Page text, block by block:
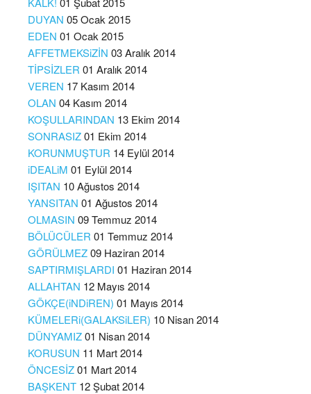
DUYAN 05 Ocak 2015
EDEN 01 Ocak 2015
AFFETMEKSiZİN 03 Aralık 2014
TİPSİZLER 01 Aralık 2014
VEREN 17 Kasım 2014
OLAN 04 Kasım 2014
KOŞULLARINDAN 13 Ekim 2014
SONRASIZ01 Ekim 2014
KORUNMUŞTUR 14 Eylül 2014
iDEALiM 01 Eylül 2014
IŞITAN 10 Ağustos 2014
YANSITAN 01 Ağustos 2014
OLMASIN 09 Temmuz 2014
BÖLÜCÜLER 01 Temmuz 2014
GÖRÜLMEZ09 Haziran 2014
SAPTIRMIŞLARDI 01 Haziran 2014
ALLAHTAN 12 Mayıs 2014
GÖKÇE(iNDiREN) 01 Mayıs 2014
KÜMELERi(GALAKSiLER) 10 Nisan 2014
DÜNYAMIZ01 Nisan 2014
KORUSUN 11 Mart 2014
ÖNCESİZ01 Mart 2014
BAŞKENT 12 Şubat 2014